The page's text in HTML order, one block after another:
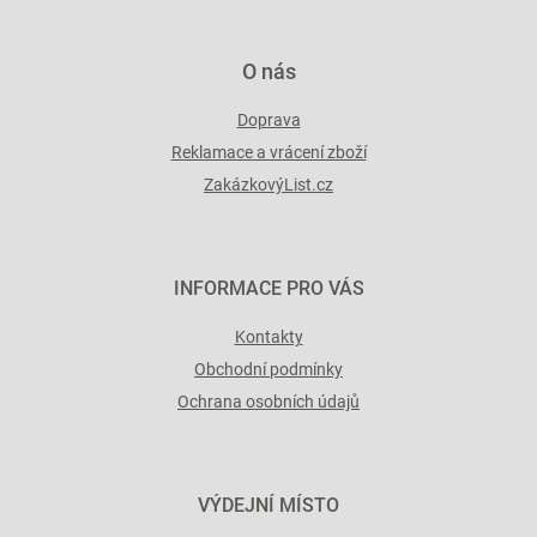
O nás
Doprava
Reklamace a vrácení zboží
ZakázkovýList.cz
INFORMACE PRO VÁS
Kontakty
Obchodní podmínky
Ochrana osobních údajů
VÝDEJNÍ MÍSTO